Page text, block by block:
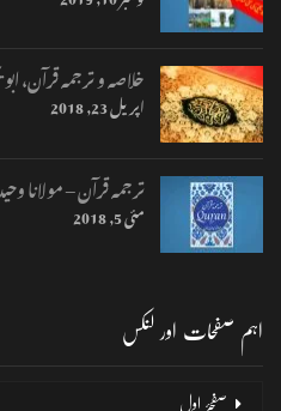
خلاصہ و ترجمہ قرآن،
اپریل 23, 2018
ترجمہ قرآن – مولانا
مئی 5, 2018
اہم صفحات اور لنکس
صفحۂ اول